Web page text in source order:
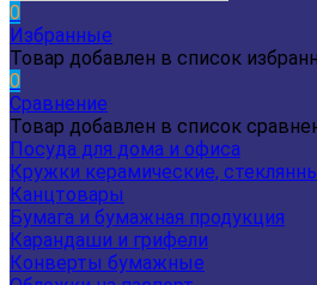
0
Избранные
Товар добавлен в список
0
Сравнение
Товар добавлен в список
Посуда для дома и офиса
Кружки керамические,
Канцтовары
Бумага и бумажная продукция
Карандаши и грифели
Конверты бумажные